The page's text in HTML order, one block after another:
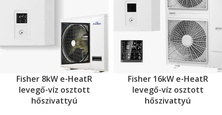
Fisher 8kW e-HeatR
levegő-víz osztott
hőszivattyú
Fisher 16kW e-HeatR
levegő-víz osztott
hőszivattyú